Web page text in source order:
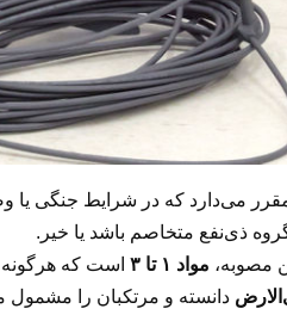
می‌دارد که در شرایط جنگی
گروه ذی‌نفع متخاصم باشد یا خیر.
مصوبه، مواد ۱ تا ۳
است که هرگونه
دانسته و مرتکبان را مشمول